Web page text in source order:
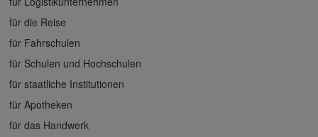
für die Reise
für Fahrschulen
für Schulen und Hochschulen
für staatliche Institutionen
für Apotheken
für das Handwerk